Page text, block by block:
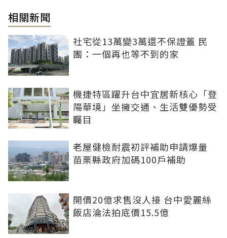
相關新聞
社宅從13萬變3萬還不保證蓋 民
團：一個再也等不到的家
機捷特區躍升台中宜居新核心「登
陽華境」坐擁交通、生活雙優勢受
矚目
老屋健檢耐震初評補助申請爆量
苗栗縣政府加碼100戶補助
開價20億求售沒人接 台中愛麗絲
飯店淪法拍底價15.5億